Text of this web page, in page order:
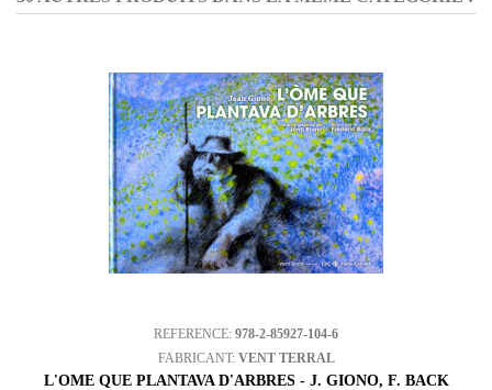
REFERENCE: 978-2-85927-104-6
FABRICANT: VENT TERRAL
L'OME QUE PLANTAVA D'ARBRES - J. GIONO, F. BACK